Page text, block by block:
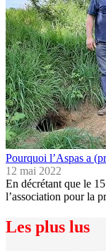
Pourquoi l’Aspas a
12 mai 2022
En décrétant que le
l’association pour la
Les plus lus